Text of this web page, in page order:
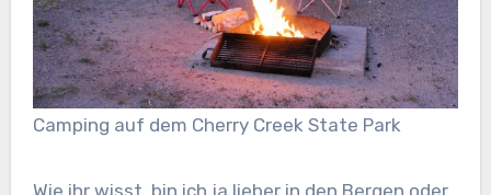
Camping auf dem Cherry Creek State Park